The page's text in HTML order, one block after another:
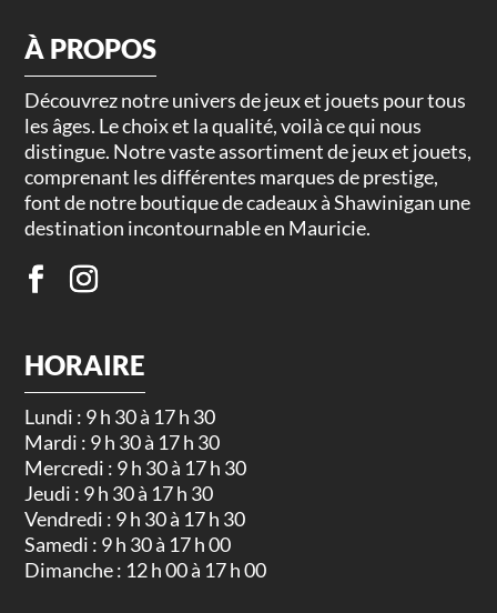
À PROPOS
Découvrez notre univers de jeux et jouets pour tous
les âges. Le choix et la qualité, voilà ce qui nous
distingue. Notre vaste assortiment de jeux et jouets,
comprenant les différentes marques de prestige,
font de notre boutique de cadeaux à Shawinigan une
destination incontournable en Mauricie.
HORAIRE
Lundi : 9 h 30 à 17 h 30
Mardi : 9 h 30 à 17 h 30
Mercredi : 9 h 30 à 17 h 30
Jeudi : 9 h 30 à 17 h 30
Vendredi : 9 h 30 à 17 h 30
Samedi : 9 h 30 à 17 h 00
Dimanche : 12 h 00 à 17 h 00